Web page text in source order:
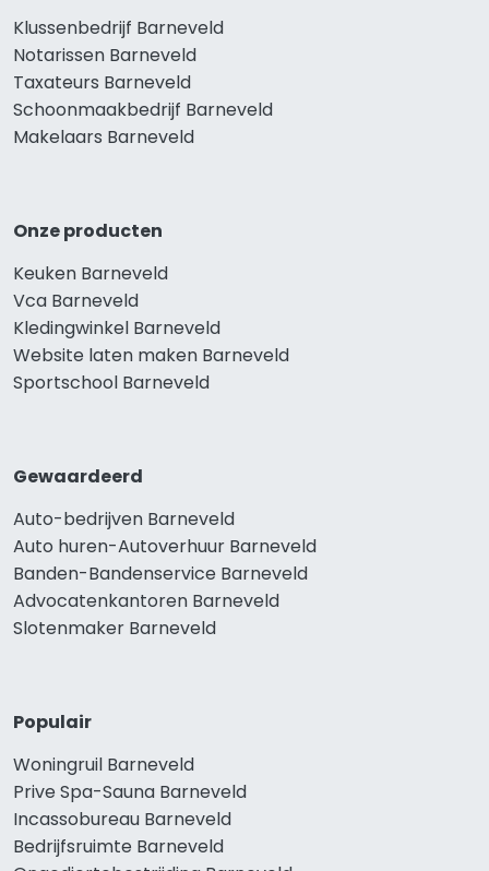
Klussenbedrijf Barneveld
Notarissen Barneveld
Taxateurs Barneveld
Schoonmaakbedrijf Barneveld
Makelaars Barneveld
Onze producten
Keuken Barneveld
Vca Barneveld
Kledingwinkel Barneveld
Website laten maken Barneveld
Sportschool Barneveld
Gewaardeerd
Auto-bedrijven Barneveld
Auto huren-Autoverhuur Barneveld
Banden-Bandenservice Barneveld
Advocatenkantoren Barneveld
Slotenmaker Barneveld
Populair
Woningruil Barneveld
Prive Spa-Sauna Barneveld
Incassobureau Barneveld
Bedrijfsruimte Barneveld